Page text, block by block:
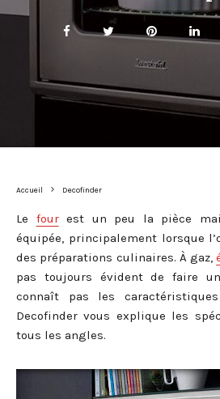
Accueil Decofinder
Le fourest un peu la pièce
équipée, principalement lorsque
des préparations culinaires. À gaz,
pas toujours évident de faire
connaît pas les
Decofinder vous explique les
tous les angles.